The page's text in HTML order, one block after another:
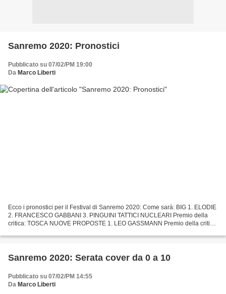
Sanremo 2020: Pronostici
Pubblicato su 07/02/PM 19:00
Da Marco Liberti
Ecco i pronostici per il Festival di Sanremo 2020: Come sarà: BIG 1. ELODIE
2. FRANCESCO GABBANI 3. PINGUINI TATTICI NUCLEARI Premio della
critica: TOSCA NUOVE PROPOSTE 1. LEO GASSMANN Premio della critica:
Sanremo 2020: Serata cover da 0 a 10
Pubblicato su 07/02/PM 14:55
Da Marco Liberti